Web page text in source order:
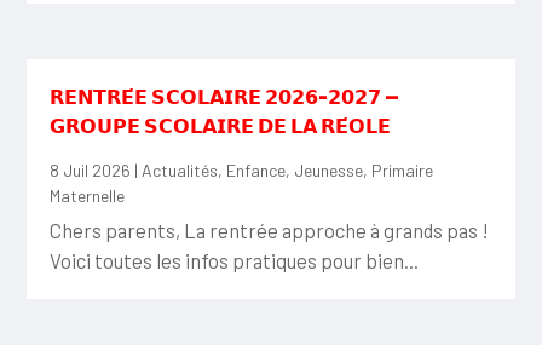
𝗥𝗘𝗡𝗧𝗥𝗘́𝗘 𝗦𝗖𝗢𝗟𝗔𝗜𝗥𝗘 𝟮𝟬𝟮𝟲-𝟮𝟬𝟮𝟳 —
𝗚𝗥𝗢𝗨𝗣𝗘 𝗦𝗖𝗢𝗟𝗔𝗜𝗥𝗘 𝗗𝗘 𝗟𝗔 𝗥𝗘́𝗢𝗟𝗘
8 Juil 2026 | Actualités, Enfance, Jeunesse, Primaire
Maternelle
Chers parents, La rentrée approche à grands pas !
Voici toutes les infos pratiques pour bien...